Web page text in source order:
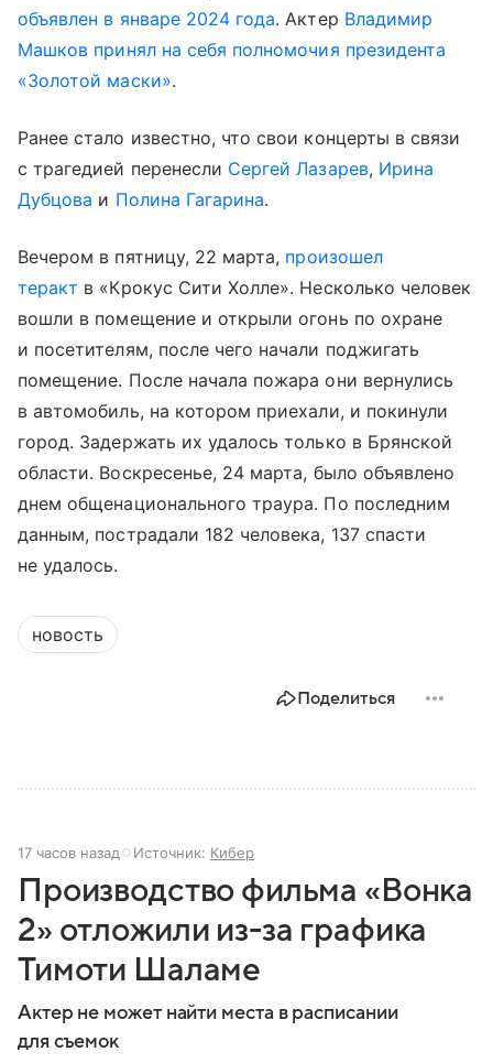
объявлен в январе 2024 года. Актер Владимир
Машков принял на себя полномочия президента
«Золотой маски».
Ранее стало известно, что свои концерты в связи
с трагедией перенесли Сергей Лазарев, Ирина
Дубцова и Полина Гагарина.
Вечером в пятницу, 22 марта, произошел
теракт в «Крокус Сити Холле». Несколько человек
вошли в помещение и открыли огонь по охране
и посетителям, после чего начали поджигать
помещение. После начала пожара они вернулись
в автомобиль, на котором приехали, и покинули
город. Задержать их удалось только в Брянской
области. Воскресенье, 24 марта, было объявлено
днем общенационального траура. По последним
данным, пострадали 182 человека, 137 спасти
не удалось.
новость
Поделиться
17 часов назад Источник: Кибер
Производство фильма «Вонка
2» отложили из-за графика
Тимоти Шаламе
Актер не может найти места в расписании
для съемок